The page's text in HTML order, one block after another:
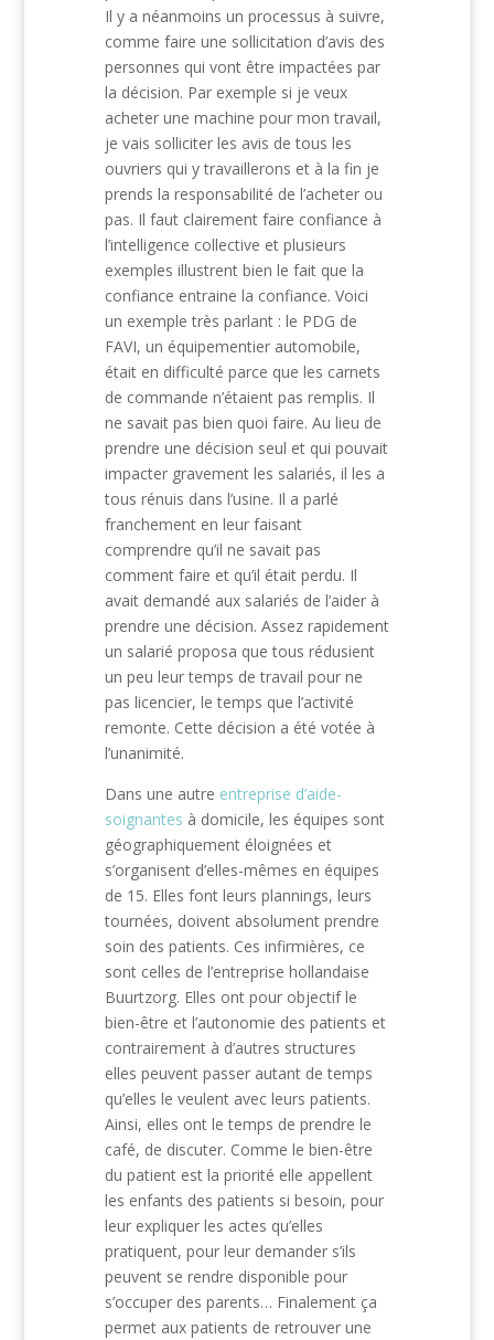
Il y a néanmoins un processus à suivre,
comme faire une sollicitation d’avis des
personnes qui vont être impactées par
la décision. Par exemple si je veux
acheter une machine pour mon travail,
je vais solliciter les avis de tous les
ouvriers qui y travaillerons et à la fin je
prends la responsabilité de l’acheter ou
pas. Il faut clairement faire confiance à
l’intelligence collective et plusieurs
exemples illustrent bien le fait que la
confiance entraine la confiance. Voici
un exemple très parlant : le PDG de
FAVI, un équipementier automobile,
était en difficulté parce que les carnets
de commande n’étaient pas remplis. Il
ne savait pas bien quoi faire. Au lieu de
prendre une décision seul et qui pouvait
impacter gravement les salariés, il les a
tous rénuis dans l’usine. Il a parlé
franchement en leur faisant
comprendre qu’il ne savait pas
comment faire et qu’il était perdu. Il
avait demandé aux salariés de l’aider à
prendre une décision. Assez rapidement
un salarié proposa que tous rédusient
un peu leur temps de travail pour ne
pas licencier, le temps que l’activité
remonte. Cette décision a été votée à
l’unanimité.
Dans une autre entreprise d’aide-
soignantes à domicile, les équipes sont
géographiquement éloignées et
s’organisent d’elles-mêmes en équipes
de 15. Elles font leurs plannings, leurs
tournées, doivent absolument prendre
soin des patients. Ces infirmières, ce
sont celles de l’entreprise hollandaise
Buurtzorg. Elles ont pour objectif le
bien-être et l’autonomie des patients et
contrairement à d’autres structures
elles peuvent passer autant de temps
qu’elles le veulent avec leurs patients.
Ainsi, elles ont le temps de prendre le
café, de discuter. Comme le bien-être
du patient est la priorité elle appellent
les enfants des patients si besoin, pour
leur expliquer les actes qu’elles
pratiquent, pour leur demander s’ils
peuvent se rendre disponible pour
s’occuper des parents… Finalement ça
permet aux patients de retrouver une